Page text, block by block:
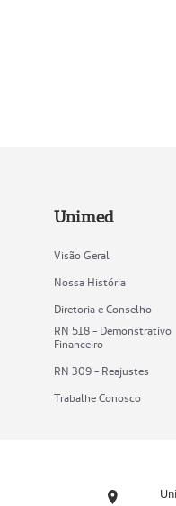
Unimed
Visão Geral
Nossa História
Diretoria e Conselho
RN 518 - Demonstrativo
Financeiro
RN 309 - Reajustes
Trabalhe Conosco